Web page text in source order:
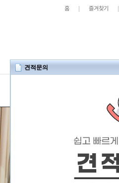
홈 즐겨찾기
견적문의